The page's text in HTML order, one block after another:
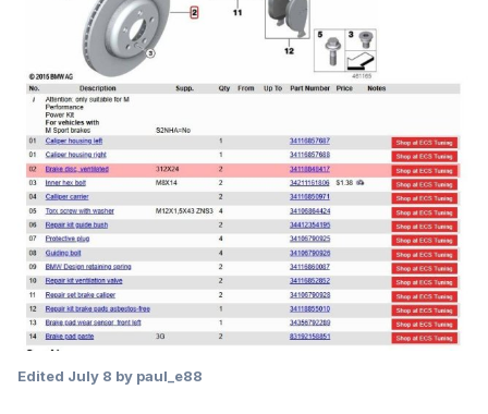
Edited July 8 by paul_e88